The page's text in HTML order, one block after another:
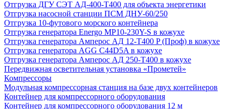
Отгрузка ДГУ СЭТ АД-400-Т400 для объекта энергетики
Отгрузка насосной станции ПСМ ДНУ-60/250
Отгрузка 10-футового морского контейнера
Отгрузка генератора Energo MP10-230Y-S в кожухе
Отгрузка генератора Амперос АД 12-Т400 P (Проф) в кожухе
Отгрузка генератора AGG C44D5A в кожухе
Отгрузка генератора Амперос АД 250-Т400 в кожухе
Передвижная осветительная установка «Прометей»
Компрессоры
Модульная компрессорная станция на базе двух контейнеров
Контейнер для компрессорного оборудования
Контейнер для компрессорного оборудования 12 м